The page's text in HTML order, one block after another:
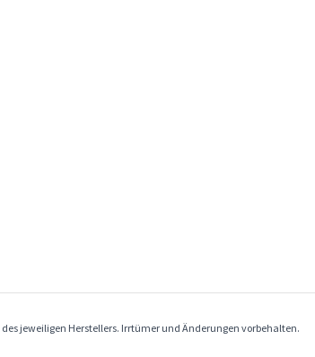
jeweiligen Herstellers. Irrtümer und Änderungen vorbehalten.